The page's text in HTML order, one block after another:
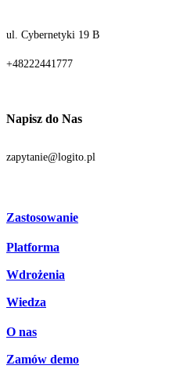
ul. Cybernetyki 19 B
+48222441777
Napisz do Nas
zapytanie@logito.pl
Zastosowanie
Procesy
Branże
Platforma
Technologia
Licencjonowanie
Wdrożenia
Wiedza
O nas
Zespół Logito
Zamów demo